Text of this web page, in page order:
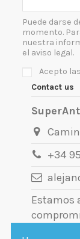
Puede darse
momento.
nuestra
el aviso legal.
Acepto
Contact us
+34
Estamos